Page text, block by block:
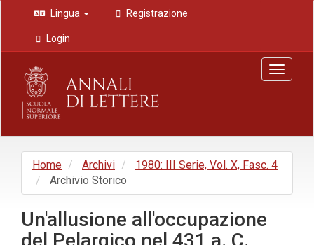
Navigazione
principale
Contenuto
principale
Barra
laterale
Lingua Registrazione
Login
Toggle
Home Archivi
1980: III Serie, Vol. X, Fasc. 4
Archivio Storico
Un'allusione all'occupazione